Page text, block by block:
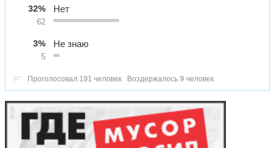
32%
62
Нет
3%
5
Не знаю
Проголосовал 191 человек Воздержалось 9 человек